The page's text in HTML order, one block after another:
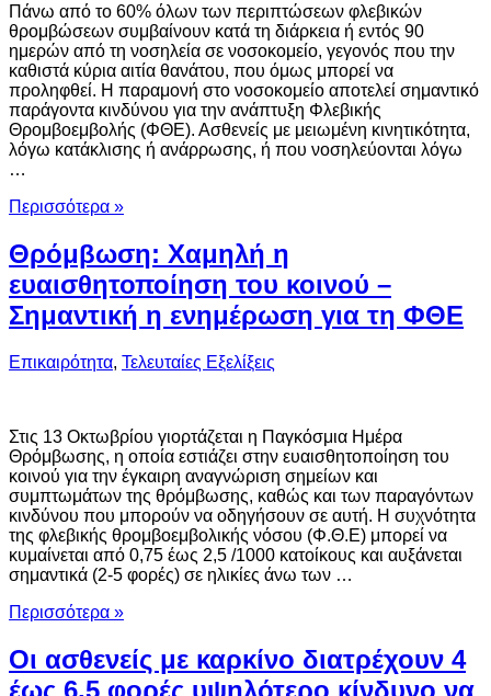
Πάνω από το 60% όλων των περιπτώσεων φλεβικών
θρομβώσεων συμβαίνουν κατά τη διάρκεια ή εντός 90
ημερών από τη νοσηλεία σε νοσοκομείο, γεγονός που την
καθιστά κύρια αιτία θανάτου, που όμως μπορεί να
προληφθεί. Η παραμονή στο νοσοκομείο αποτελεί σημαντικό
παράγοντα κινδύνου για την ανάπτυξη Φλεβικής
Θρομβοεμβολής (ΦΘΕ). Ασθενείς με μειωμένη κινητικότητα,
λόγω κατάκλισης ή ανάρρωσης, ή που νοσηλεύονται λόγω
…
Περισσότερα »
Θρόμβωση: Χαμηλή η
ευαισθητοποίηση του κοινού –
Σημαντική η ενημέρωση για τη ΦΘΕ
Επικαιρότητα, Τελευταίες Εξελίξεις
Στις 13 Οκτωβρίου γιορτάζεται η Παγκόσμια Ημέρα
Θρόμβωσης, η οποία εστιάζει στην ευαισθητοποίηση του
κοινού για την έγκαιρη αναγνώριση σημείων και
συμπτωμάτων της θρόμβωσης, καθώς και των παραγόντων
κινδύνου που μπορούν να οδηγήσουν σε αυτή. Η συχνότητα
της φλεβικής θρομβοεμβολικής νόσου (Φ.Θ.Ε) μπορεί να
κυμαίνεται από 0,75 έως 2,5 /1000 κατοίκους και αυξάνεται
σημαντικά (2-5 φορές) σε ηλικίες άνω των …
Περισσότερα »
Οι ασθενείς με καρκίνο διατρέχουν 4
έως 6,5 φορές υψηλότερο κίνδυνο να